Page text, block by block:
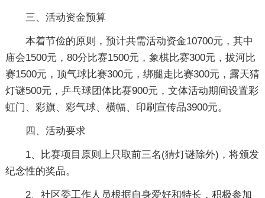
三、活动资金预算
本着节俭的原则，预计共需活动资金10700元，其中
庙会1500元，80分比赛1500元，象棋比赛300元，拔河比
赛1500元，顶气球比赛300元，绑腿走比赛300元，露天猜
灯谜500元，乒乓球团体比赛900元，文体活动期间设置彩
虹门、彩旗、彩气球、横幅、印刷宣传品3900元。
四、活动要求
1、比赛项目原则上只取前三名(猜灯谜除外)，将颁发
纪念性的奖品。
2、社区委工作人员根据自身爱好和特长，积极参加